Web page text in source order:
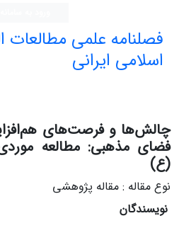
فصلنامه علمی
اسلامی ایرانی
چالش‌ها و فرصت‌های
فضای مذهبی: مطالعه موردی
(ع)
نوع مقاله : مقاله پژوهشی
نویسندگان